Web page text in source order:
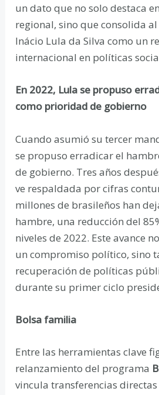
un dato que no solo destaca
regional, sino que consolida
Inácio Lula da Silva como un
internacional en políticas
En 2022, Lula se propuso
como prioridad de gobierno
Cuando asumió su tercer
se propuso erradicar el
de gobierno. Tres años
ve respaldada por cifras
millones de brasileños han
hambre, una reducción del
niveles de 2022. Este avance
un compromiso político, sino
recuperación de políticas
durante su primer ciclo
Bolsa familia
Entre las herramientas clave
relanzamiento del programa
vincula transferencias